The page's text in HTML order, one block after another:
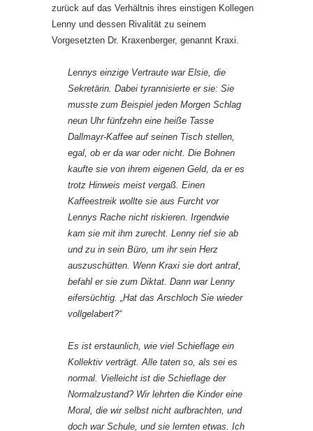
zurück auf das Verhältnis ihres einstigen Kollegen
Lenny und dessen Rivalität zu seinem
Vorgesetzten Dr. Kraxenberger, genannt Kraxi.
Lennys einzige Vertraute war Elsie, die
Sekretärin. Dabei tyrannisierte er sie: Sie
musste zum Beispiel jeden Morgen Schlag
neun Uhr fünfzehn eine heiße Tasse
Dallmayr-Kaffee auf seinen Tisch stellen,
egal, ob er da war oder nicht. Die Bohnen
kaufte sie von ihrem eigenen Geld, da er es
trotz Hinweis meist vergaß. Einen
Kaffeestreik wollte sie aus Furcht vor
Lennys Rache nicht riskieren. Irgendwie
kam sie mit ihm zurecht. Lenny rief sie ab
und zu in sein Büro, um ihr sein Herz
auszuschütten. Wenn Kraxi sie dort antraf,
befahl er sie zum Diktat. Dann war Lenny
eifersüchtig. „Hat das Arschloch Sie wieder
vollgelabert?“
Es ist erstaunlich, wie viel Schieflage ein
Kollektiv verträgt. Alle taten so, als sei es
normal. Vielleicht ist die Schieflage der
Normalzustand? Wir lehrten die Kinder eine
Moral, die wir selbst nicht aufbrachten, und
doch war Schule, und sie lernten etwas. Ich